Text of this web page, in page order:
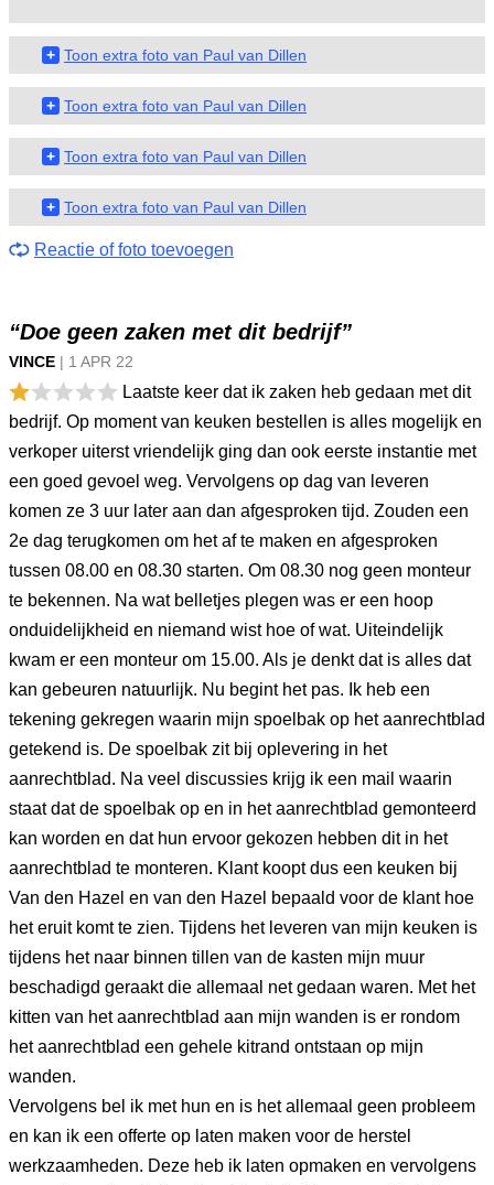
+ Toon extra foto van Paul van Dillen
+ Toon extra foto van Paul van Dillen
+ Toon extra foto van Paul van Dillen
+ Toon extra foto van Paul van Dillen
Reactie of foto toevoegen
“Doe geen zaken met dit bedrijf”
VINCE | 1 APR 22
Laatste keer dat ik zaken heb gedaan met dit
bedrijf. Op moment van keuken bestellen is alles mogelijk en
verkoper uiterst vriendelijk ging dan ook eerste instantie met
een goed gevoel weg. Vervolgens op dag van leveren
komen ze 3 uur later aan dan afgesproken tijd. Zouden een
2e dag terugkomen om het af te maken en afgesproken
tussen 08.00 en 08.30 starten. Om 08.30 nog geen monteur
te bekennen. Na wat belletjes plegen was er een hoop
onduidelijkheid en niemand wist hoe of wat. Uiteindelijk
kwam er een monteur om 15.00. Als je denkt dat is alles dat
kan gebeuren natuurlijk. Nu begint het pas. Ik heb een
tekening gekregen waarin mijn spoelbak op het aanrechtblad
getekend is. De spoelbak zit bij oplevering in het
aanrechtblad. Na veel discussies krijg ik een mail waarin
staat dat de spoelbak op en in het aanrechtblad gemonteerd
kan worden en dat hun ervoor gekozen hebben dit in het
aanrechtblad te monteren. Klant koopt dus een keuken bij
Van den Hazel en van den Hazel bepaald voor de klant hoe
het eruit komt te zien. Tijdens het leveren van mijn keuken is
tijdens het naar binnen tillen van de kasten mijn muur
beschadigd geraakt die allemaal net gedaan waren. Met het
kitten van het aanrechtblad aan mijn wanden is er rondom
het aanrechtblad een gehele kitrand ontstaan op mijn
wanden.
Vervolgens bel ik met hun en is het allemaal geen probleem
en kan ik een offerte op laten maken voor de herstel
werkzaamheden. Deze heb ik laten opmaken en vervolgens